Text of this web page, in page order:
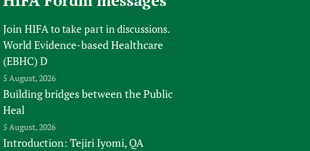
Join HIFAto take part in discussions.
World Evidence-based Healthcare
(EBHC) D
5 August, 2026
Building bridges between the Public
Heal
5 August, 2026
Introduction: Tejiri Iyomi, QA